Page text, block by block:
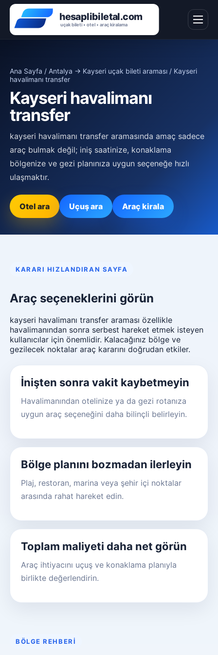
Ana Sayfa / Antalya → Kayseri uçak bileti araması / Kayseri
havalimanı transfer
Kayseri havalimanı
transfer
kayseri havalimanı transfer aramasında amaç sadece
araç bulmak değil; iniş saatinize, konaklama
bölgenize ve gezi planınıza uygun seçeneğe hızlı
ulaşmaktır.
Otel ara Uçuş ara Araç kirala
KARARI HIZLANDIRAN SAYFA
Araç seçeneklerini görün
kayseri havalimanı transfer araması özellikle
havalimanından sonra serbest hareket etmek isteyen
kullanıcılar için önemlidir. Kalacağınız bölge ve
gezilecek noktalar araç kararını doğrudan etkiler.
İnişten sonra vakit kaybetmeyin
Havalimanından otelinize ya da gezi rotanıza
uygun araç seçeneğini daha bilinçli belirleyin.
Bölge planını bozmadan ilerleyin
Plaj, restoran, marina veya şehir içi noktalar
arasında rahat hareket edin.
Toplam maliyeti daha net görün
Araç ihtiyacını uçuş ve konaklama planıyla
birlikte değerlendirin.
BÖLGE REHBERI